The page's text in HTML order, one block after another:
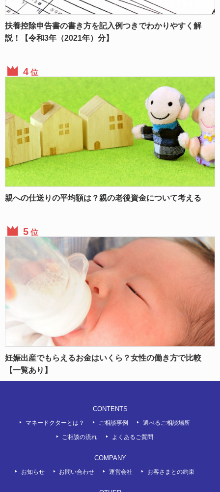
扶養控除申告書の書き方を記入例つきでわかりやすく解
説！【令和3年（2021年）分】
位
親への仕送りの平均額は？親の老後資金について考える
位
妊娠出産でもらえるお金はいくら？女性の働き方で比較
【一覧あり】
CONTENTS
マネードクターとは？ ご相談事例 選べるご相談場所
ご相談の流れ よくあるご質問
COMPANY
お知らせ お問い合わせ 運営会社 お客さまとの約束